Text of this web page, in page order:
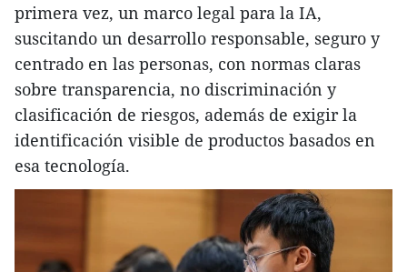
primera vez, un marco legal para la IA,
suscitando un desarrollo responsable, seguro y
centrado en las personas, con normas claras
sobre transparencia, no discriminación y
clasificación de riesgos, además de exigir la
identificación visible de productos basados en
esa tecnología.